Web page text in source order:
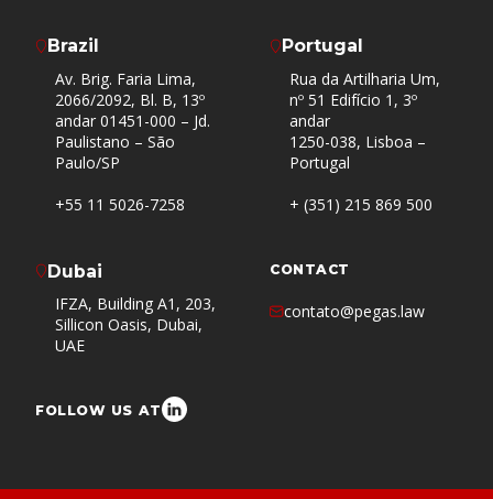
Brazil
Av. Brig. Faria Lima,
2066/2092, Bl. B, 13º
andar 01451-000 – Jd.
Paulistano – São
Paulo/SP
+55 11 5026-7258
Portugal
Rua da Artilharia Um,
nº 51 Edifício 1, 3º
andar
1250-038, Lisboa –
Portugal
+ (351) 215 869 500
Dubai
IFZA, Building A1, 203,
Sillicon Oasis, Dubai,
UAE
CONTACT
contato@pegas.law
FOLLOW US AT